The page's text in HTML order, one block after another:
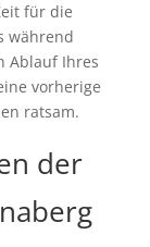
für die
während
Ablauf Ihres
vorherige
ratsam.
der